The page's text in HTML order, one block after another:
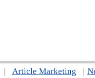
| Article Marketing |